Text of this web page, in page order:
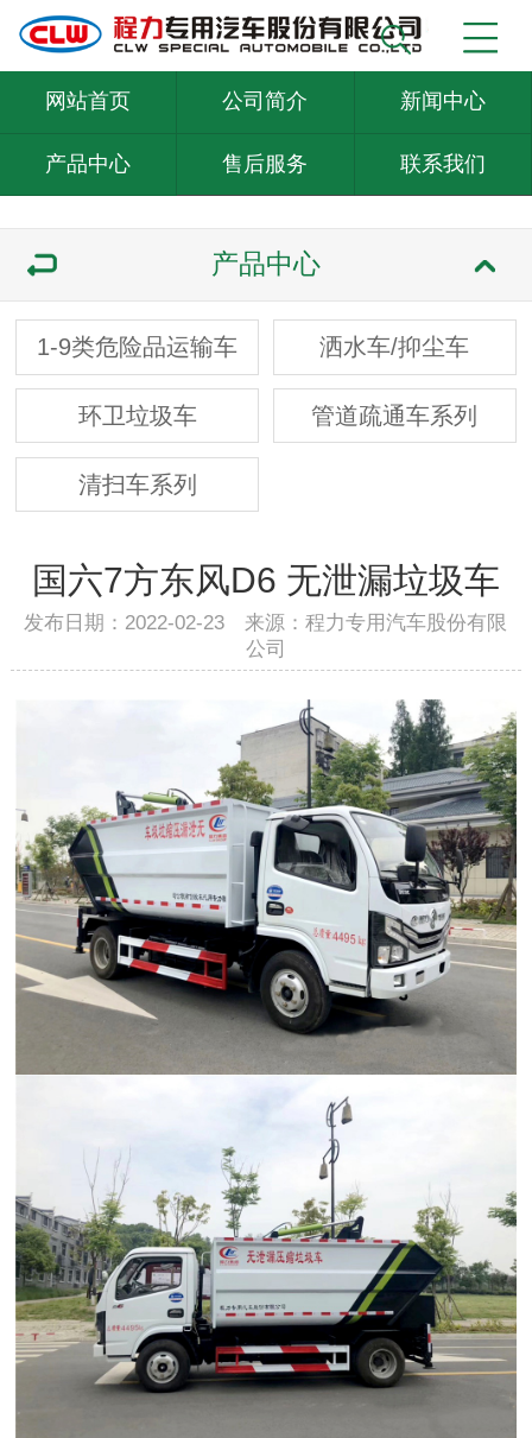
网站首页 公司简介 新闻中心
产品中心 售后服务 联系我们
产品中心
1-9类危险品运输车 洒水车/抑尘车
环卫垃圾车 管道疏通车系列
清扫车系列
国六7方东风D6 无泄漏垃圾车
发布日期：2022-02-23 来源：程力专用汽车股份有限
公司